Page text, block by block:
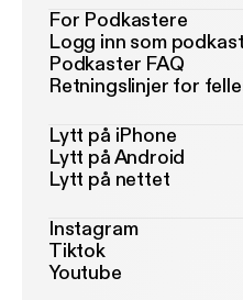
For Podkastere
Logg inn som
Podkaster FAQ
Retningslinjer for
Lytt på iPhone
Lytt på Android
Lytt på nettet
Instagram
Tiktok
Youtube